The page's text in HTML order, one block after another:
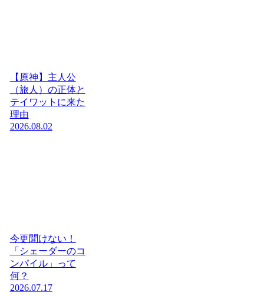
【原神】主人公
（旅人）の正体と
テイワットに来た
理由
2026.08.02
今更聞けない！
「シェーダーのコ
ンパイル」って
何？
2026.07.17